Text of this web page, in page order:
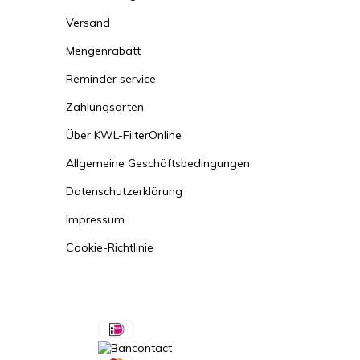
Versand
Mengenrabatt
Reminder service
Zahlungsarten
Über KWL-FilterOnline
Allgemeine Geschäftsbedingungen
Datenschutzerklärung
Impressum
Cookie-Richtlinie